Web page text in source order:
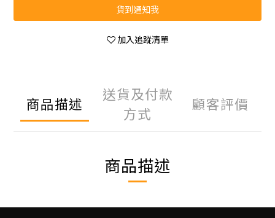
貨到通知我
加入追蹤清單
商品描述
送貨及付款
方式
顧客評價
商品描述